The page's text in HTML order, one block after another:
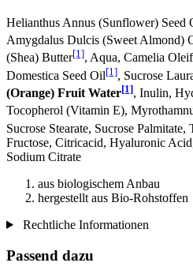
Helianthus Annus (Sunflower) Seed
Amygdalus Dulcis (Sweet Almond)
(Shea) Butter[1], Aqua, Camelia
Domestica Seed Oil[1], Sucrose
(Orange) Fruit Water[1], Inulin,
Tocopherol (Vitamin E),
Sucrose Stearate, Sucrose
Fructose, Citricacid, Hyaluronic
Sodium Citrate
aus biologischem Anbau
hergestellt aus Bio-Rohstoffen
Rechtliche Informationen
Passend dazu